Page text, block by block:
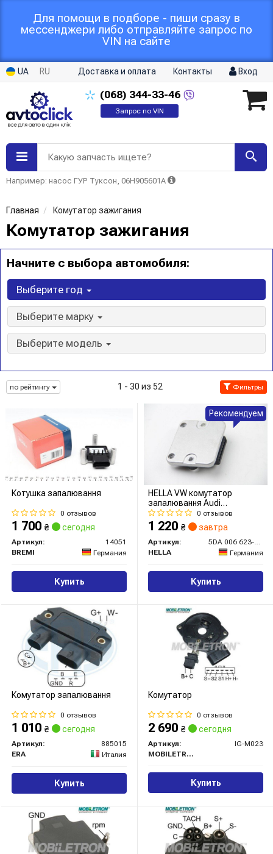
Для помощи в подборе - пиши сразу в
мессенджери либо отправляйте запрос по
VIN на сайте
UA RU Доставка и оплата Контакты Вход
(068) 344-33-46
Запрос по VIN
Какую запчасть ищете?
Например: насос ГУР Туксон, 06H905601A
Главная Комутатор зажигания
Комутатор зажигания
Начните с выбора автомобиля:
Выберите год
Выберите марку
Выберите модель
по рейтингу 1 - 30 из 52 Фильтры
Котушка запалювання
0 отзывов
1 700 ₴ сегодня
Артикул:
14051
BREMI
Германия
Купить
HELLA VW комутатор
запалювання Audi
80/100,Golf I,II,Passat,Polo,T
III
0 отзывов
1 220 ₴ завтра
Артикул:
5DA 006 623-941
HELLA
Германия
Купить
Рекомендуем
Комутатор запалювання
0 отзывов
1 010 ₴ сегодня
Артикул:
885015
ERA
Италия
Купить
Комутатор
0 отзывов
2 690 ₴ сегодня
Артикул:
IG-M023
MOBILETRON
Купить